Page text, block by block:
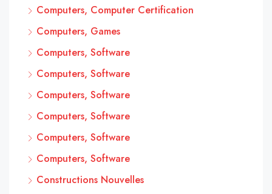
Computers, Computer Certification
Computers, Games
Computers, Software
Computers, Software
Computers, Software
Computers, Software
Computers, Software
Computers, Software
Constructions Nouvelles